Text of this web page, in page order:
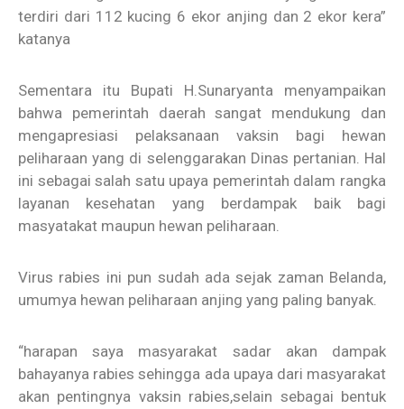
terdiri dari 112 kucing 6 ekor anjing dan 2 ekor kera”
katanya
Sementara itu Bupati H.Sunaryanta menyampaikan
bahwa pemerintah daerah sangat mendukung dan
mengapresiasi pelaksanaan vaksin bagi hewan
peliharaan yang di selenggarakan Dinas pertanian. Hal
ini sebagai salah satu upaya pemerintah dalam rangka
layanan kesehatan yang berdampak baik bagi
masyatakat maupun hewan peliharaan.
Virus rabies ini pun sudah ada sejak zaman Belanda,
umumya hewan peliharaan anjing yang paling banyak.
“harapan saya masyarakat sadar akan dampak
bahayanya rabies sehingga ada upaya dari masyarakat
akan pentingnya vaksin rabies,selain sebagai bentuk